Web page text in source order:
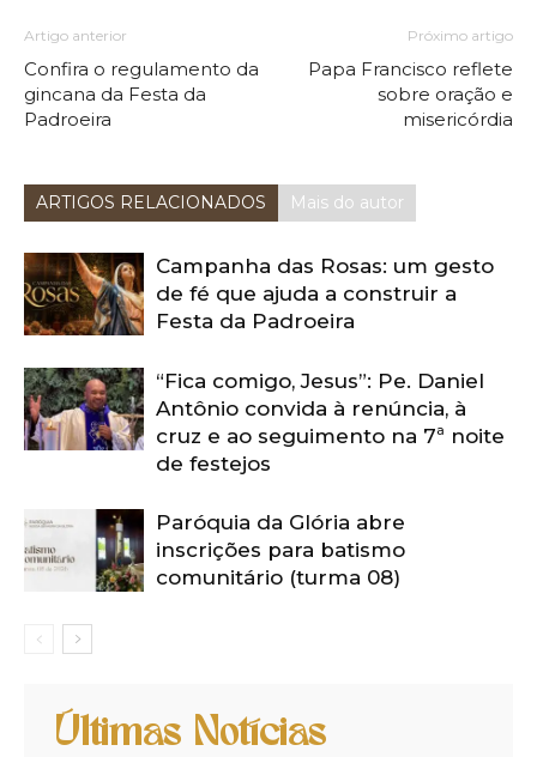
Artigo anterior
Confira o regulamento da
gincana da Festa da
Padroeira
Próximo artigo
Papa Francisco reflete
sobre oração e
misericórdia
ARTIGOS RELACIONADOS Mais do autor
Campanha das Rosas: um gesto
de fé que ajuda a construir a
Festa da Padroeira
“Fica comigo, Jesus”: Pe. Daniel
Antônio convida à renúncia, à
cruz e ao seguimento na 7ª noite
de festejos
Paróquia da Glória abre
inscrições para batismo
comunitário (turma 08)
Últimas Notícias